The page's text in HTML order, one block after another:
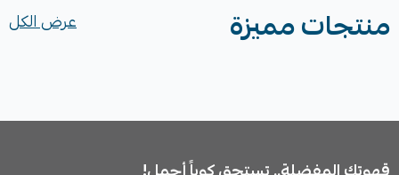
منتجات مميزة عرض الكل